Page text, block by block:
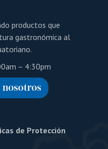
productos que
gastronómica al
– 4:30pm
de Protección